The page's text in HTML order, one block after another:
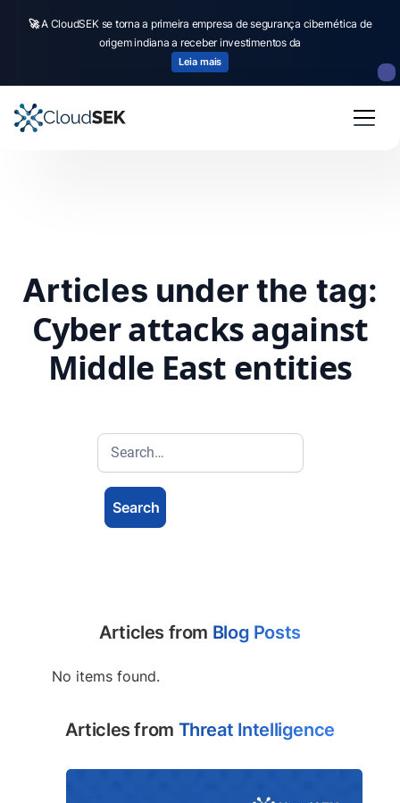
🚀A CloudSEK se torna a primeira empresa de segurança cibernética de
origem indiana a receber investimentos da
Leia mais
Articles under the tag:
Cyber attacks against
Middle East entities
Articles from Blog Posts
No items found.
Articles from Threat Intelligence